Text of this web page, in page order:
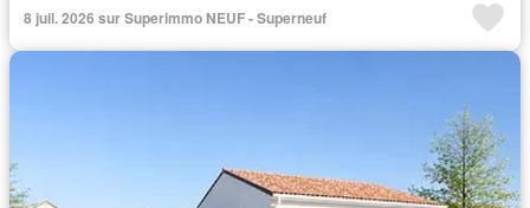
8 juil. 2026 sur Superimmo NEUF - Superneuf